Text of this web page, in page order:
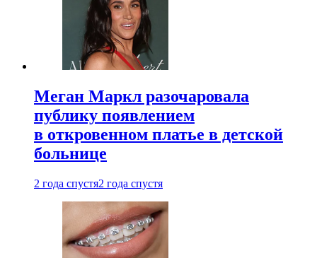
Меган Маркл разочаровала
публику появлением
в откровенном платье в детской
больнице
2 года спустя2 года спустя